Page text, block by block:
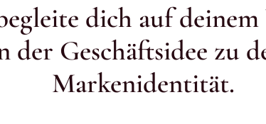
dich auf deinem
der Geschäftsidee zu
Markenidentität.